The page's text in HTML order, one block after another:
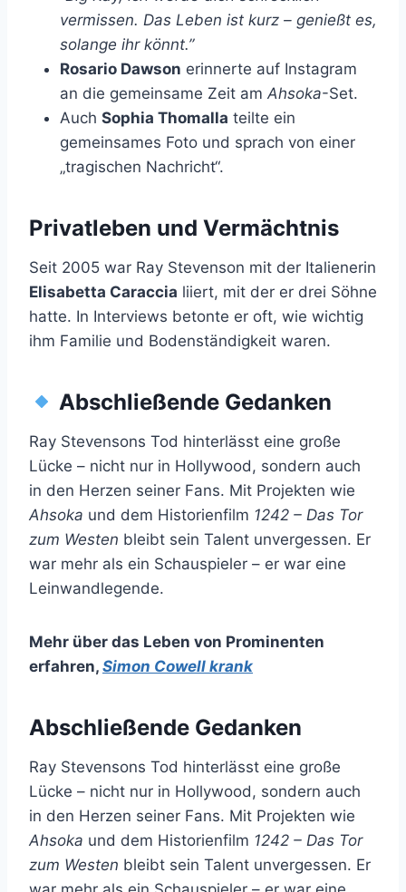
vermissen. Das Leben ist kurz – genießt es,
solange ihr könnt.”
Rosario Dawson erinnerte auf Instagram
an die gemeinsame Zeit am Ahsoka-Set.
Auch Sophia Thomalla teilte ein
gemeinsames Foto und sprach von einer
„tragischen Nachricht“.
Privatleben und Vermächtnis
Seit 2005 war Ray Stevenson mit der Italienerin
Elisabetta Caraccia liiert, mit der er drei Söhne
hatte. In Interviews betonte er oft, wie wichtig
ihm Familie und Bodenständigkeit waren.
Abschließende Gedanken
Ray Stevensons Tod hinterlässt eine große
Lücke – nicht nur in Hollywood, sondern auch
in den Herzen seiner Fans. Mit Projekten wie
Ahsoka und dem Historienfilm 1242 – Das Tor
zum Westen bleibt sein Talent unvergessen. Er
war mehr als ein Schauspieler – er war eine
Leinwandlegende.
Mehr über das Leben von Prominenten
erfahren, Simon Cowell krank
Abschließende Gedanken
Ray Stevensons Tod hinterlässt eine große
Lücke – nicht nur in Hollywood, sondern auch
in den Herzen seiner Fans. Mit Projekten wie
Ahsoka und dem Historienfilm 1242 – Das Tor
zum Westen bleibt sein Talent unvergessen. Er